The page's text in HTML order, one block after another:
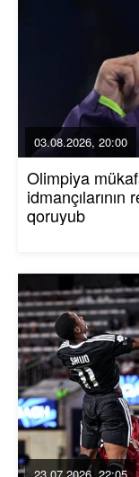
03.08.2026, 20:00
Olimpiya
idmançılarının
qoruyub